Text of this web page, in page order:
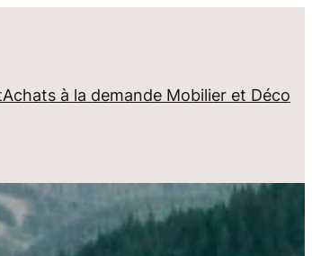
Achats à la demande Mobilier et Déco